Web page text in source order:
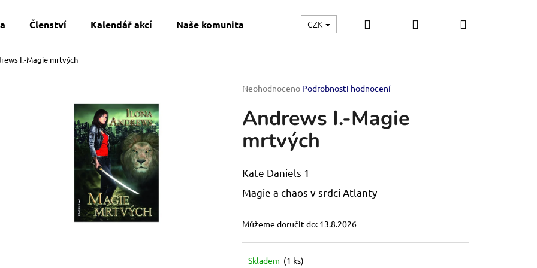
Členství Kalendář akcí Naše komunita CZK Hledat PřihlášeníNákupní
I.-Magie mrtvých
Průměrné
produktu
je
z
Neohodnoceno Podrobnosti hodnocení
Andrews I.-Magie
mrtvých
Kate Daniels 1
Magie a chaos v srdci Atlanty
Můžeme doručit do: 13.8.2026
Skladem (1 ks)
Co potřebujete najít?
HLEDAT
Doporučujeme
DOSPĚLÉ ČLENSTVÍ